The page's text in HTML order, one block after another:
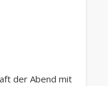
der Abend mit